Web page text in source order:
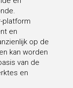
platform
en
op de
kan worden
van de
en